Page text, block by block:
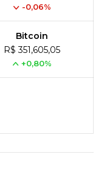
-0,06%
Bitcoin
R$ 351,605,05
+0,80%